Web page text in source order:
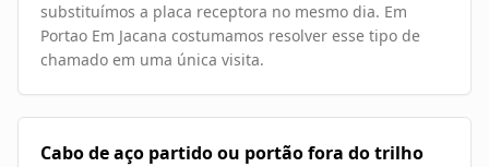
substituímos a placa receptora no mesmo dia. Em
Portao Em Jacana costumamos resolver esse tipo de
chamado em uma única visita.
Cabo de aço partido ou portão fora do trilho